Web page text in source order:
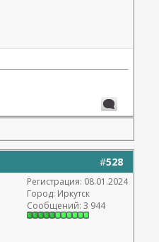
#528
Регистрация: 08.01.2024
Город: Иркутск
Сообщений: 3 944